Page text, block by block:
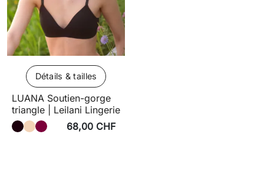
Détails & tailles
LUANA Soutien-gorge
triangle | Leilani Lingerie
68,00 CHF